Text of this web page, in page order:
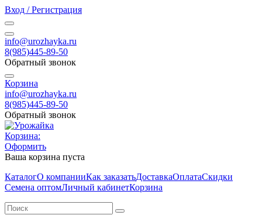
Вход / Регистрация
info@urozhayka.ru
8(985)445-89-50
Обратный звонок
Корзина
info@urozhayka.ru
8(985)445-89-50
Обратный звонок
Корзина:
Оформить
Ваша корзина пуста
КаталогО компанииКак заказатьДоставкаОплатаСкидки
Семена оптомЛичный кабинетКорзина